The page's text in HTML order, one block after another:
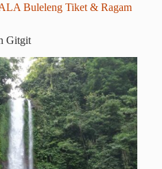
Buleleng Tiket & Ragam
Gitgit